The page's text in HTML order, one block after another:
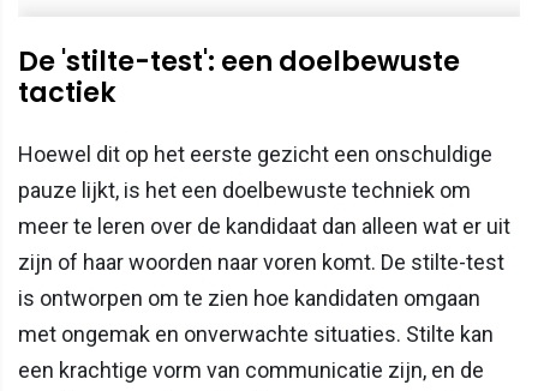
De 'stilte-test': een doelbewuste
tactiek
Hoewel dit op het eerste gezicht een onschuldige
pauze lijkt, is het een doelbewuste techniek om
meer te leren over de kandidaat dan alleen wat er uit
zijn of haar woorden naar voren komt. De stilte-test
is ontworpen om te zien hoe kandidaten omgaan
met ongemak en onverwachte situaties. Stilte kan
een krachtige vorm van communicatie zijn, en de